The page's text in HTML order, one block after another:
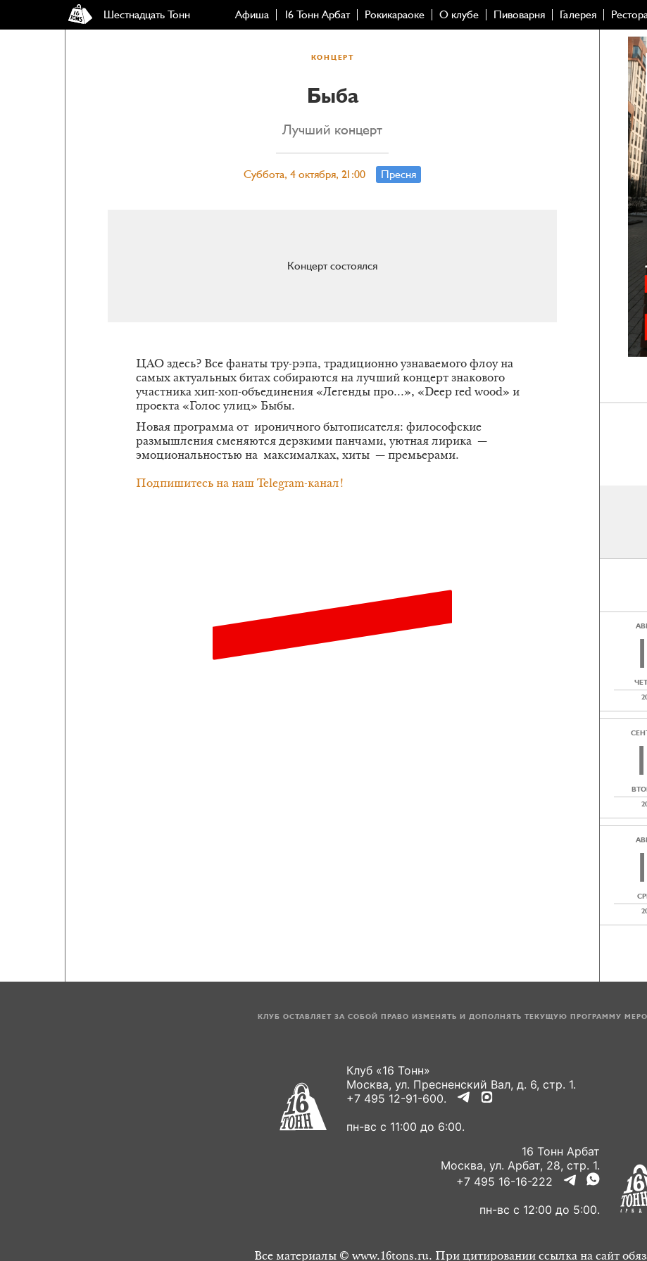
Шестнадцать Тонн Афиша 16 Тонн Арбат Рокикараоке О клубе Пивоварня Галерея
КОНЦЕРТ
Быба
Лучший концерт
Суббота, 4 октября, 21:00 Пресня
Концерт состоялся
ЦАО здесь? Все фанаты тру-рэпа, традиционно узнаваемого флоу на
самых актуальных битах собираются на лучший концерт знакового
участника хип-хоп-объединения «Легенды про...», «Deep red wood» и
проекта «Голос улиц» Быбы.
Новая программа от ироничного бытописателя: философские
размышления сменяются дерзкими панчами, уютная лирика —
эмоциональностью на максималках, хиты — премьерами.
Подпишитесь на наш Telegram-канал!
КЛУБ ОСТАВЛЯЕТ ЗА СОБОЙ ПРАВО ИЗМЕНЯТЬ И ДОПОЛНЯТЬ ТЕКУЩУЮ ПРОГРАММУ
Клуб «16 Тонн»
Москва, ул. Пресненский Вал, д. 6, стр. 1.
+7 495 12-91-600.
пн-вс с 11:00 до 6:00.
16 Тонн Арбат
Москва, ул. Арбат, 28, стр. 1.
+7 495 16-16-222
пн-вс с 12:00 до 5:00.
Все материалы © www.16tons.ru. При цитировании ссылка на сайт